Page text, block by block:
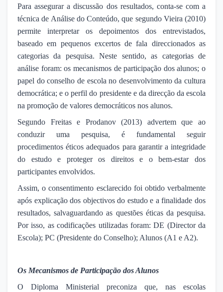
Para assegurar a discussão dos resultados, conta-se com a
técnica de Análise do Conteúdo, que segundo Vieira (2010)
permite interpretar os depoimentos dos entrevistados,
baseado em pequenos excertos de fala direccionados as
categorias da pesquisa. Neste sentido, as categorias de
análise foram: os mecanismos de participação dos alunos; o
papel do conselho de escola no desenvolvimento da cultura
democrática; e o perfil do presidente e da direcção da escola
na promoção de valores democráticos nos alunos.
Segundo Freitas e Prodanov (2013) advertem que ao
conduzir uma pesquisa, é fundamental seguir
procedimentos éticos adequados para garantir a integridade
do estudo e proteger os direitos e o bem-estar dos
participantes envolvidos.
Assim, o consentimento esclarecido foi obtido verbalmente
após explicação dos objectivos do estudo e a finalidade dos
resultados, salvaguardando as questões éticas da pesquisa.
Por isso, as codificações utilizadas foram: DE (Director da
Escola); PC (Presidente do Conselho); Alunos (A1 e A2).
Os Mecanismos de Participação dos Alunos
O Diploma Ministerial preconiza que, nas escolas